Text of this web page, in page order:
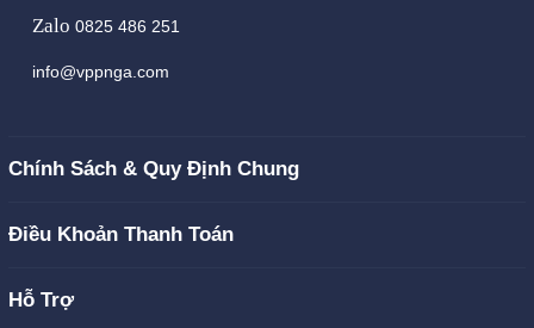
Zalo 0825 486 251
info@vppnga.com
Chính Sách & Quy Định Chung
Điều Khoản Thanh Toán
Hỗ Trợ